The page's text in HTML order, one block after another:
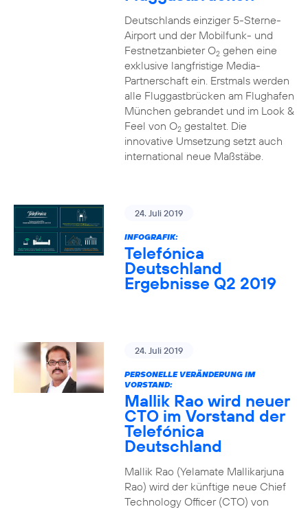
Deutschlands einziger 5-Sterne-
Airport und der Mobilfunk- und
Festnetzanbieter O2gehen eine
exklusive langfristige Media-
Partnerschaft ein. Erstmals werden
alle Fluggastbrücken am Flughafen
München gebrandet und im Look &
Feel von O2gestaltet. Die
innovative Umsetzung setzt auch
international neue Maßstäbe.
24. Juli 2019
INFOGRAFIK:
Telefónica
Deutschland
Ergebnisse Q2 2019
24. Juli 2019
PERSONELLE VERÄNDERUNG IM
VORSTAND:
Mallik Rao wird neuer
CTO im Vorstand der
Telefónica
Deutschland
Mallik Rao (Yelamate Mallikarjuna
Rao) wird der künftige neue Chief
Technology Officer (CTO) von